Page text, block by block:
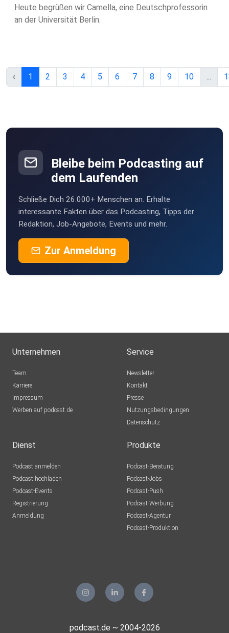
Heute begrüßen wir Camella, eine Deutschprofessorin
an der Universität Berlin.
‹ 1 2 3 4 5 6 7 8 9 10 ...
Bleibe beim Podcasting auf
dem Laufenden
Schließe Dich 26.000+ Menschen an. Erhalte
interessante Fakten über das Podcasting, Tipps der
Redaktion, Job-Angebote, Events und mehr.
Zur Anmeldung
Unternehmen
Team
Karriere
Impressum
Werben auf podcast.de
Service
Newsletter
Kontakt
Presse
Nutzungsbedingungen
Datenschutz
Dienst
Podcast anmelden
Podcast hochladen
Podcast-Events
Registrierung
Anmeldung
Produkte
Podcast-Beratung
Podcast-Jobs
Podcast-Push
Podcast-Werbung
Podcast-Agentur
Podcast-Produktion
podcast.de ~ 2004-2026